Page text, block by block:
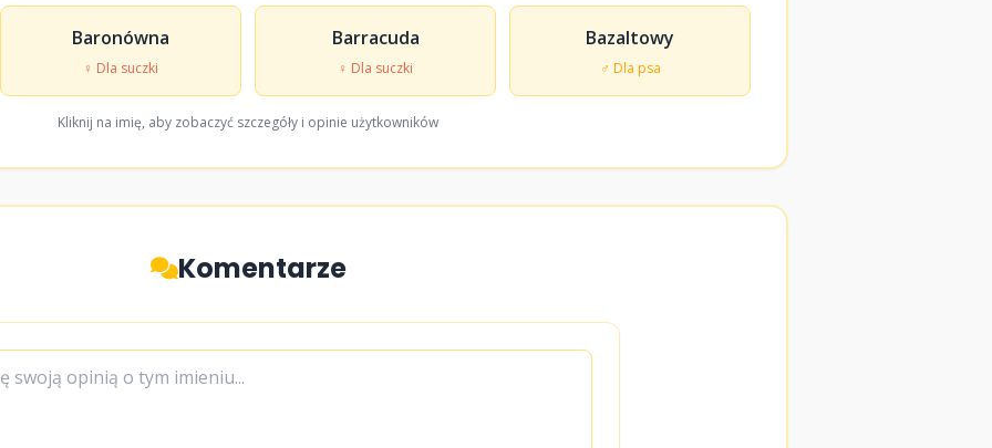
Baronówna
♀ Dla suczki
Barracuda
♀ Dla suczki
Bazaltowy
♂ Dla psa
Kliknij na imię, aby zobaczyć szczegóły i opinie użytkowników
Komentarze